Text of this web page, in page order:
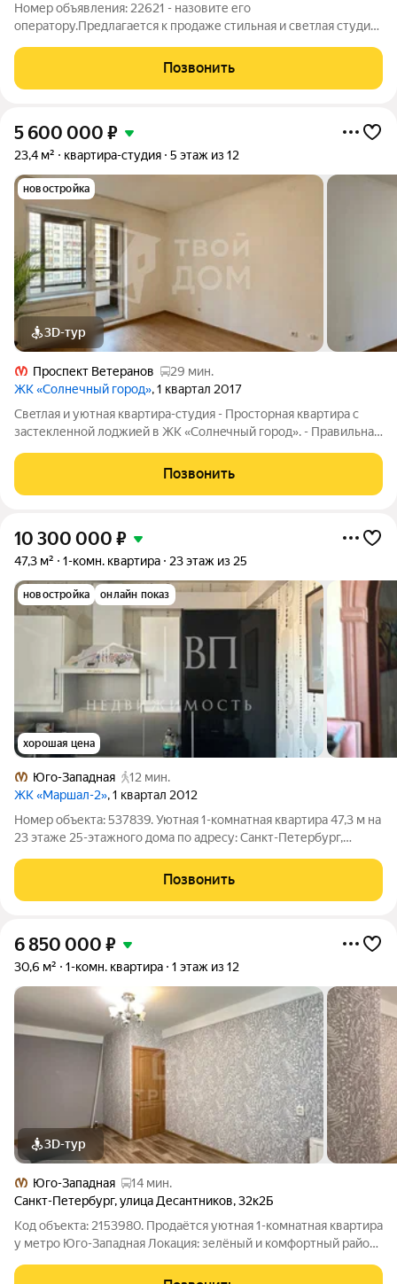
Номер объявления: 22621 - назовите его
оператору.Предлагается к продаже стильная и светлая студия
для жизни: рядом магазины, кафе, пекарни,
Позвонить
5 600 000 ₽
23,4 м² квартира-студия 5 этаж из 12
новостройка
3D-тур
Проспект Ветеранов
29 мин.
ЖК «Солнечный город», 1 квартал 2017
Свeтлая и уютнaя кваpтиpa-cтудия - Просторная квартира с
застекленной лоджией в ЖK «Coлнeчный город». - Правильная
парадных обустроены просторные холлы с лифтами, есть
место, где можно оставить
Позвонить
10 300 000 ₽
47,3 м² 1-комн. квартира 23 этаж из 25
новостройка онлайн показ
хорошая цена
Юго-Западная
12 мин.
ЖК «Маршал-2», 1 квартал 2012
Номер объекта: 537839. Уютная 1-комнатная квартира 47,3 м на
23 этаже 25-этажного дома по адресу: Санкт-Петербург,
Преимущества Панорамное
Позвонить
6 850 000 ₽
30,6 м² 1-комн. квартира 1 этаж из 12
3D-тур
Юго-Западная
14 мин.
Санкт-Петербург,улица Десантников,32к2Б
Код объекта: 2153980. Продаётся уютная 1-комнатная квартира
у метро Юго-Западная Локация: зелёный и комфортный район,
доступность. О квартире: Светлая квартира с окнами на